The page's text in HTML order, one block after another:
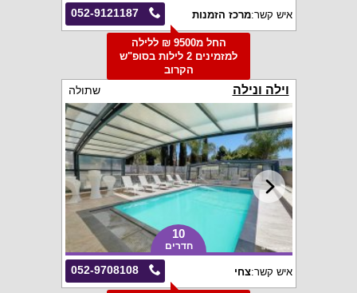
052-9121187 איש קשר:מרכז הזמנות
החל מ9500 ₪ ללילה
למזמינים 2 לילות בסופ"ש
הקרוב
וילה ונילה שתולה
10
חדרים
052-9708108 איש קשר:צחי